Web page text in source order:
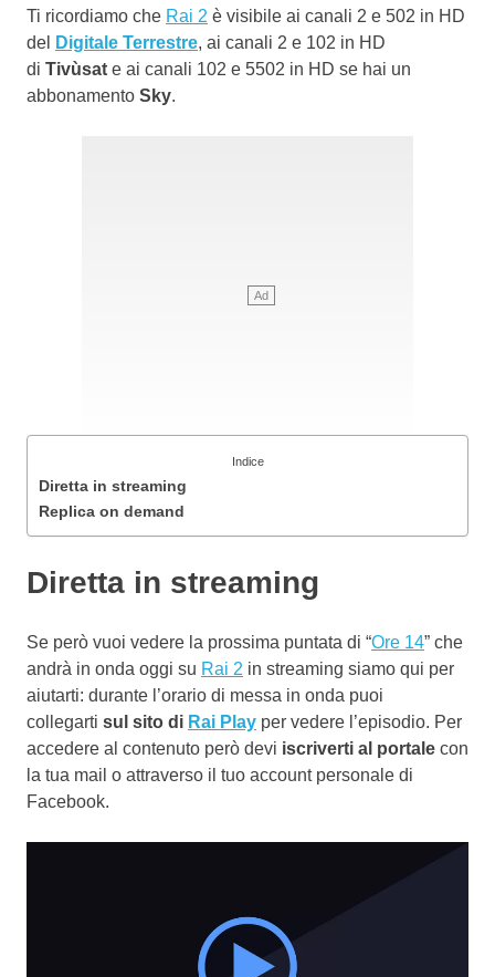
Ti ricordiamo che Rai 2 è visibile ai canali 2 e 502 in HD
del
Digitale Terrestre, ai canali 2 e 102 in HD
di Tivùsat e ai canali 102 e 5502 in HD se hai un
abbonamento Sky.
Indice
Diretta in streaming
Replica on demand
Diretta in streaming
Se però vuoi vedere la prossima puntata di “Ore 14” che
andrà in onda oggi su Rai 2 in streaming siamo qui per
aiutarti: durante l’orario di messa in onda puoi
collegarti sul sito di Rai Play per vedere l’episodio. Per
accedere al contenuto però devi iscriverti al portale con
la tua mail o attraverso il tuo account personale di
Facebook.